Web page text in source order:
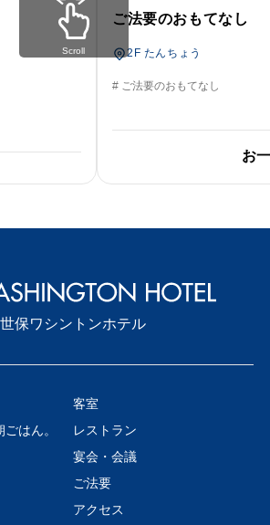
ご法要のおもてなし
2F たんちょう
# ご法要のおもてなし
お
Scroll
保ワシントンホテル
客室
はん。
レストラン
宴会・会議
ご法要
アクセス